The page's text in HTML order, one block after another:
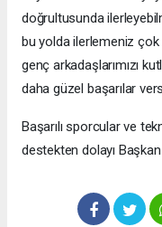
doğrultusunda
bu yolda ilerlemeniz
genç arkadaşlarımızı
daha güzel başarılar
Başarılı sporcular ve
destekten dolayı